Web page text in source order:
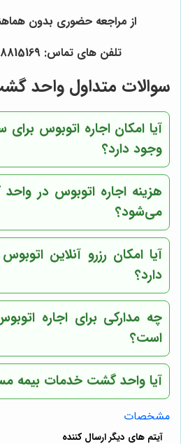
از مراجعه حضوری بدون
تلفن های تماس: 88815169 & 88813689
سوالات متداول واحد
آیا امکان اجاره اتوبوس
وجود دارد؟
هزینه اجاره اتوبوس در
می‌شود؟
آیا امکان رزرو آنلاین
دارد؟
چه مدارکی برای اجاره
است؟
آیا واحد گشت خدمات بیمه
مشخصات